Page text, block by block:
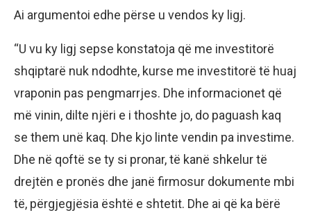
Ai argumentoi edhe përse u vendos ky ligj.
“U vu ky ligj sepse konstatoja që me investitorë
shqiptarë nuk ndodhte, kurse me investitorë të huaj
vraponin pas pengmarrjes. Dhe informacionet që
më vinin, dilte njëri e i thoshte jo, do paguash kaq
se them unë kaq. Dhe kjo linte vendin pa investime.
Dhe në qoftë se ty si pronar, të kanë shkelur të
drejtën e pronës dhe janë firmosur dokumente mbi
të, përgjegjësia është e shtetit. Dhe ai që ka bërë